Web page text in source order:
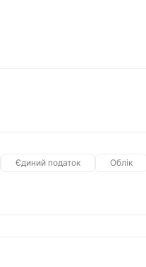
Єдиний податок Облік